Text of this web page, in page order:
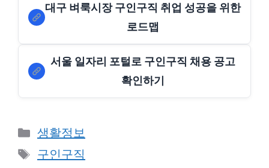
대구 벼룩시장 구인구직 취업 성공을 위한
로드맵
서울 일자리 포털로 구인구직 채용 공고
확인하기
Categories
생활정보
Tags
구인구직